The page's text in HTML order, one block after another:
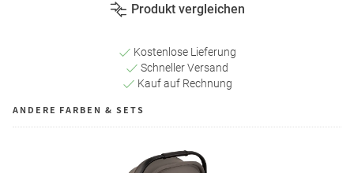
Produkt vergleichen
Kostenlose Lieferung
Schneller Versand
Kauf auf Rechnung
ANDERE FARBEN & SETS